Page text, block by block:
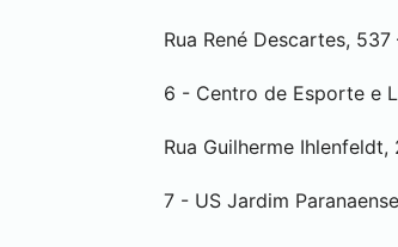
Rua René Descartes,
6 - Centro de Esporte e
Rua Guilherme Ihlenfeldt,
7 - US Jardim Paranaense